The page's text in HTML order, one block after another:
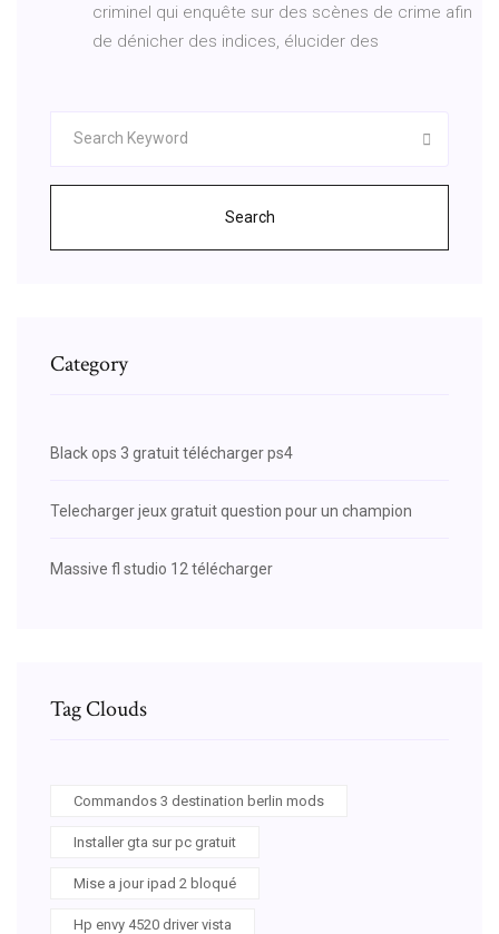
criminel qui enquête sur des scènes de crime afin
de dénicher des indices, élucider des
Search
Category
Black ops 3 gratuit télécharger ps4
Telecharger jeux gratuit question pour un champion
Massive fl studio 12 télécharger
Tag Clouds
Commandos 3 destination berlin mods
Installer gta sur pc gratuit
Mise a jour ipad 2 bloqué
Hp envy 4520 driver vista